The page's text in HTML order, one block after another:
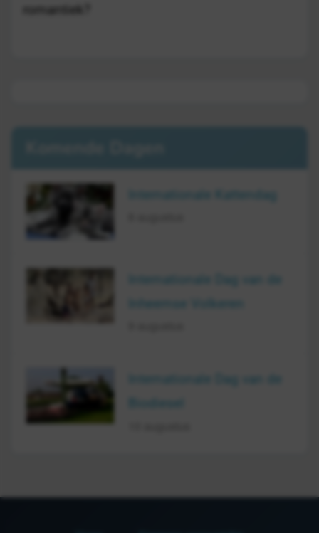
romantiek?
Internationale Kattendag
Internationale Dag van de
Internationale Dag van de